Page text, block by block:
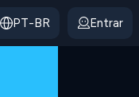
PT-BR Entrar